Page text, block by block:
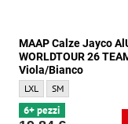
MAAP Calze Jayco
WORLDTOUR 26
Viola/Bianco
MAAP Calze Jayco AlUla
LXL MAAP Calze Jayco
SM
6+ pezzi